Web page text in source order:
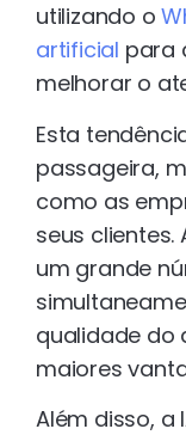
utilizando o
artificial para
melhorar o
Esta
passageira,
como as
seus
um grande
qualidade do
maiores
Além disso, a